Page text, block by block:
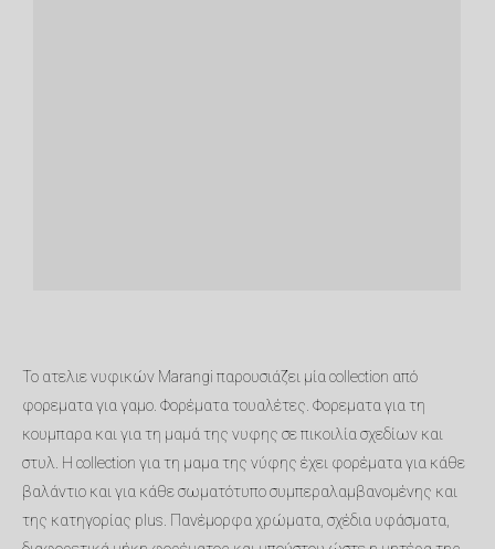
Το ατελιε νυφικών Marangi παρουσιάζει μία collection από
φορεματα για γαμο. Φορέματα τουαλέτες. Φορεματα για τη
κουμπαρα και για τη μαμά της νυφης σε πικοιλία σχεδίων και
στυλ. Η collection για τη μαμα της νύφης έχει φορέματα για κάθε
βαλάντιο και για κάθε σωματότυπο συμπεραλαμβανομένης και
της κατηγορίας plus. Πανέμορφα χρώματα, σχέδια υφάσματα,